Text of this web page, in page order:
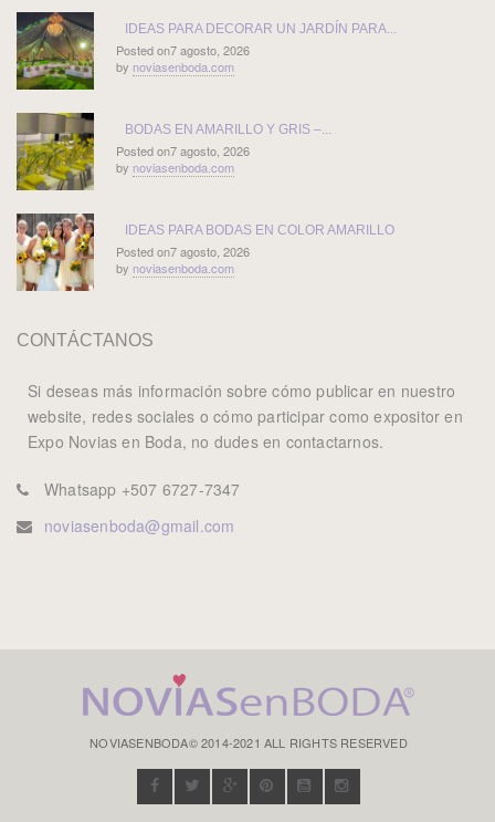
IDEAS PARA DECORAR UN JARDÍN PARA...
Posted on7 agosto, 2026
by noviasenboda.com
BODAS EN AMARILLO Y GRIS –...
Posted on7 agosto, 2026
by noviasenboda.com
IDEAS PARA BODAS EN COLOR AMARILLO
Posted on7 agosto, 2026
by noviasenboda.com
CONTÁCTANOS
Si deseas más información sobre cómo publicar en nuestro
website, redes sociales o cómo participar como expositor en
Expo Novias en Boda, no dudes en contactarnos.
Whatsapp +507 6727-7347
noviasenboda@gmail.com
NOVIASENBODA© 2014-2021 ALL RIGHTS RESERVED